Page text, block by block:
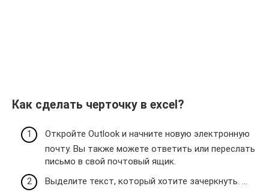
Как сделать черточку в excel?
Откройте Outlook и начните новую электронную
почту. Вы также можете ответить или переслать
письмо в свой почтовый ящик.
Выделите текст, который хотите зачеркнуть. …